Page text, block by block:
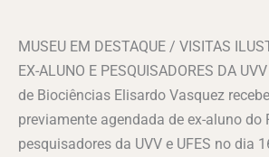
MUSEU EM DESTAQUE / VISITAS
EX-ALUNO E PESQUISADORES DA
de Biociências Elisardo Vasquez
previamente agendada de ex-aluno do
pesquisadores da UVV e UFES no dia